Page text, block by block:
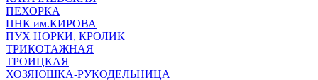
ПЕХОРКА
ПНК им.КИРОВА
ПУХ НОРКИ, КРОЛИК
ТРИКОТАЖНАЯ
ТРОИЦКАЯ
ХОЗЯЮШКА-РУКОДЕЛЬНИЦА